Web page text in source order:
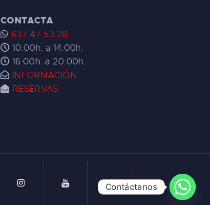
CONTACTA
637 47 53 28
10:00h. a 14:00h.
16:00h. a 20:00h.
INFORMACIÓN
RESERVAS
Contáctanos